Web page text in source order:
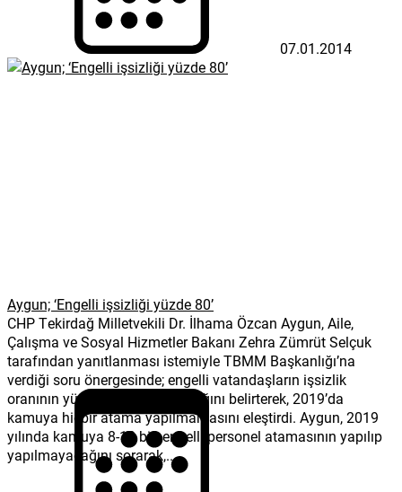
07.01.2014
Aygun; ‘Engelli işsizliği yüzde 80’
CHP Tekirdağ Milletvekili Dr. İlhama Özcan Aygun, Aile,
Çalışma ve Sosyal Hizmetler Bakanı Zehra Zümrüt Selçuk
tarafından yanıtlanması istemiyle TBMM Başkanlığı’na
verdiği soru önergesinde; engelli vatandaşların işsizlik
oranının yüzde 80’lere tırmandığını belirterek, 2019’da
kamuya hiçbir atama yapılmamasını eleştirdi. Aygun, 2019
yılında kamuya 8-10 bin engelli personel atamasının yapılıp
yapılmayacağını sorarak,...